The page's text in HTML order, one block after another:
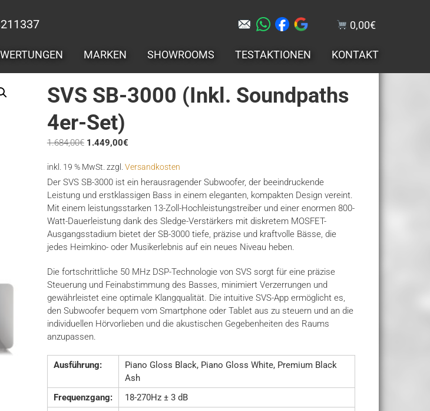
0,00€
MARKEN SHOWROOMS TESTAKTIONEN KONTAKT
SVS SB-3000 (inkl. Soundpaths
4er-Set)
1.684,00€ Ursprünglicher
war:
1.684,00€
1.449,00€Aktueller
ist:
1.449,00€.
inkl. 19 % MwSt. zzgl. Versandkosten
Der SVS SB-3000 ist ein herausragender Subwoofer, der beeindruckende
Leistung und erstklassigen Bass in einem eleganten, kompakten Design vereint.
Mit einem leistungsstarken 13-Zoll-Hochleistungstreiber und einer enormen 800-
Watt-Dauerleistung dank des Sledge-Verstärkers mit diskretem MOSFET-
Ausgangsstadium bietet der SB-3000 tiefe, präzise und kraftvolle Bässe, die
jedes Heimkino- oder Musikerlebnis auf ein neues Niveau heben.
Die fortschrittliche 50 MHz DSP-Technologie von SVS sorgt für eine präzise
Steuerung und Feinabstimmung des Basses, minimiert Verzerrungen und
gewährleistet eine optimale Klangqualität. Die intuitive SVS-App ermöglicht es,
den Subwoofer bequem vom Smartphone oder Tablet aus zu steuern und an die
individuellen Hörvorlieben und die akustischen Gegebenheiten des Raums
anzupassen.
Ausführung:
Piano Gloss Black, Piano Gloss White, Premium Black
Ash
Frequenzgang:
18-270Hz ± 3 dB